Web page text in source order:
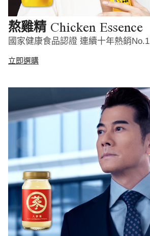
熬雞精 Chicken Essence
國家健康食品認證 連續十年熱銷No.1
立即選購